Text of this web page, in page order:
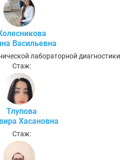
Васильевна
лабораторной диагностики
Стаж:
Тлупова
Хасановна
Стаж: